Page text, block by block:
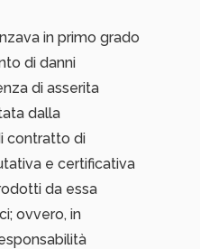
in primo grado
di danni
di asserita
dalla
contratto di
e certificativa
da essa
ovvero, in